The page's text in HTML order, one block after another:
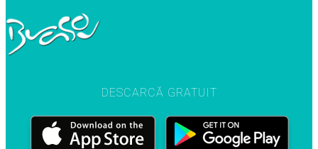
DESCARCĂ GRATUIT